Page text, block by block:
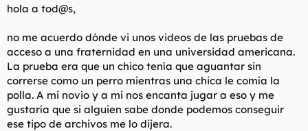
e
e
m
a
hola a tod@s,
no me acuerdo dónde vi unos videos de las pruebas de
acceso a una fraternidad en una universidad americana.
La prueba era que un chico tenía que aguantar sin
correrse como un perro mientras una chica le comía la
polla. A mi novio y a mi nos encanta jugar a eso y me
gustaría que si alguien sabe donde podemos conseguir
ese tipo de archivos me lo dijera.